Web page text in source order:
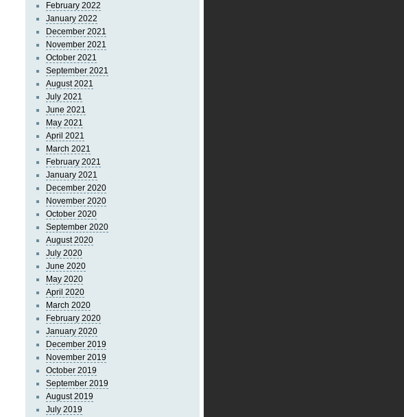
February 2022
January 2022
December 2021
November 2021
October 2021
September 2021
August 2021
July 2021
June 2021
May 2021
April 2021
March 2021
February 2021
January 2021
December 2020
November 2020
October 2020
September 2020
August 2020
July 2020
June 2020
May 2020
April 2020
March 2020
February 2020
January 2020
December 2019
November 2019
October 2019
September 2019
August 2019
July 2019